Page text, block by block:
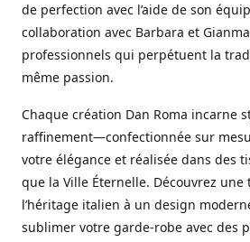
de perfection avec l’aide de son
collaboration avec Barbara et
professionnels qui perpétuent la
même passion.
Chaque création Dan Roma incarne
raffinement—confectionnée sur
votre élégance et réalisée dans des
que la Ville Éternelle. Découvrez
l’héritage italien à un design
sublimer votre garde-robe avec des